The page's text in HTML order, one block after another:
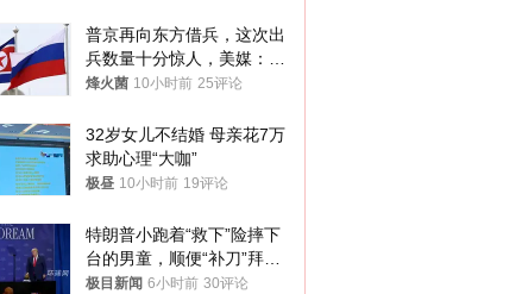
普京再向东方借兵，这次出
兵数量十分惊人，美媒：俄
朝要动真格？
烽火菌 10小时前 25评论
32岁女儿不结婚 母亲花7万
求助心理“大咖”
极昼 10小时前 19评论
特朗普小跑着“救下”险摔下
台的男童，顺便“补刀”拜
登：“我可不想他像拜登一
极目新闻 6小时前 30评论